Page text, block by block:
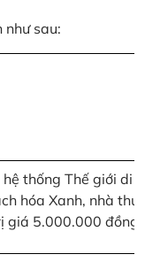
như sau:
thống Thế giới di
hóa Xanh, nhà
giá 5.000.000 đồng